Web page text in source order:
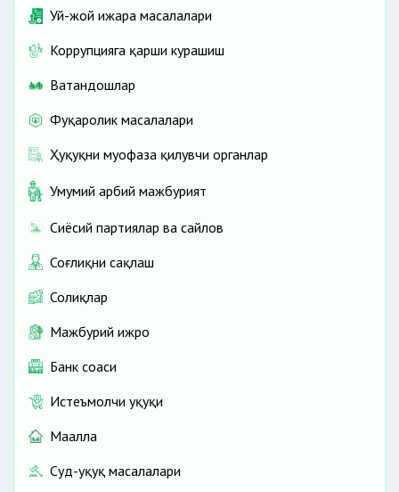
Уй-жой ижара масалалари
Коррупцияга қарши курашиш
Ватандошлар
Фуқаролик масалалари
Ҳуқуқни муҳофаза қилувчи органлар
Умумий ҳарбий мажбурият
Сиёсий партиялар ва сайлов
Соғлиқни сақлаш
Солиқлар
Мажбурий ижро
Банк соҳаси
Истеъмолчи ҳуқуқи
Маҳалла
Суд-ҳуқуқ масалалари